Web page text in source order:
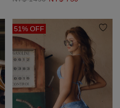
51% OFF